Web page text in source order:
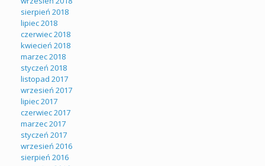
sierpień 2018
lipiec 2018
czerwiec 2018
kwiecień 2018
marzec 2018
styczeń 2018
listopad 2017
wrzesień 2017
lipiec 2017
czerwiec 2017
marzec 2017
styczeń 2017
wrzesień 2016
sierpień 2016